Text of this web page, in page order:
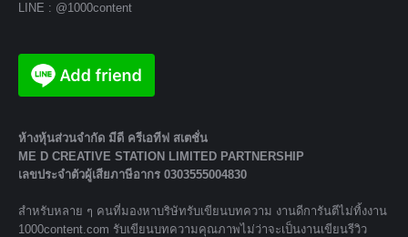
LINE : @1000content
ห้างหุ้นส่วนจํากัด มีดี ครีเอทีฟ สเตชั่น
ME D CREATIVE STATION LIMITED PARTNERSHIP
เลขประจำตัวผู้เสียภาษีอากร 0303555004830
สำหรับหลาย ๆ คนที่มองหาบริษัทรับเขียนบทความ งานดีการันตีไม่ทิ้งงาน
1000content.com รับเขียนบทความคุณภาพไม่ว่าจะเป็นงานเขียนรีวิว